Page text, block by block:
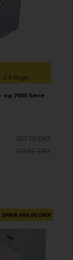
1-3 dage
7000 Serie
207,00 DKK
231,00 DKK
SPAR 484,00 DKK